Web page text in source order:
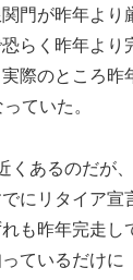
門が昨年より
らく昨年より
際のところ昨
ていた。
くあるのだが
にリタイア宣
も昨年完走し
ているだけに